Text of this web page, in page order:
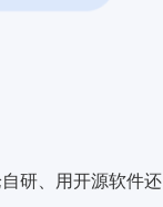
研、用开源软件还